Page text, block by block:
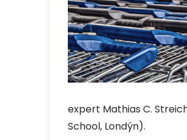
expert Mathias C.
School, Londýn).